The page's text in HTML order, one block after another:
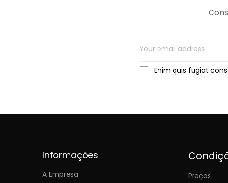
Enim quis fugiat
Informações
A Empresa
Preços